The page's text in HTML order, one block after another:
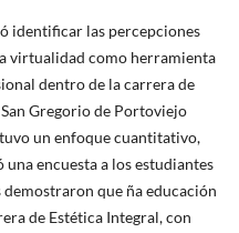
identificar las percepciones
virtualidad como herramienta
dentro de la carrera de
Gregorio de Portoviejo
un enfoque cuantitativo,
encuesta a los estudiantes
que ña educación
de Estética Integral, con